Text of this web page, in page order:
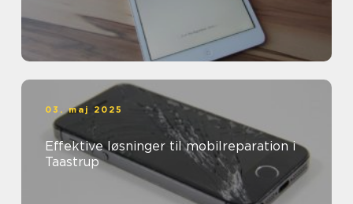
03. maj 2025
Effektive løsninger til mobilreparation i
Taastrup